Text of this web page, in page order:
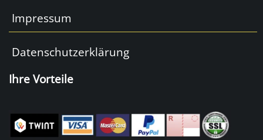
Impressum
Datenschutzerklärung
Ihre Vorteile